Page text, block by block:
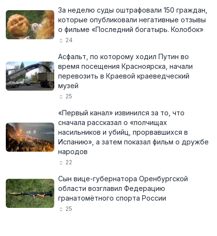
За неделю суды оштрафовали 150 граждан,
которые опубликовали негативные отзывы
о фильме «Последний богатырь. Колобок»
24
Асфальт, по которому ходил Путин во
время посещения Красноярска, начали
перевозить в Краевой краеведческий
музей
25
«Первый канал» извинился за то, что
сначала рассказал о «полчищах
насильников и убийц, прорвавшихся в
Испанию», а затем показал фильм о дружбе
народов
22
Сын вице-губернатора Оренбургской
области возглавил Федерацию
гранатомётного спорта России
25